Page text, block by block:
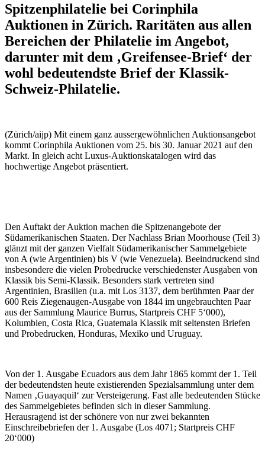
Spitzenphilatelie bei Corinphila
Auktionen in Zürich. Raritäten aus allen
Bereichen der Philatelie im Angebot,
darunter mit dem ‚Greifensee-Brief‘ der
wohl bedeutendste Brief der Klassik-
Schweiz-Philatelie.
(Zürich/aijp) Mit einem ganz aussergewöhnlichen Auktionsangebot
kommt Corinphila Auktionen vom 25. bis 30. Januar 2021 auf den
Markt. In gleich acht Luxus-Auktionskatalogen wird das
hochwertige Angebot präsentiert.
Den Auftakt der Auktion machen die Spitzenangebote der
Südamerikanischen Staaten. Der Nachlass Brian Moorhouse (Teil 3)
glänzt mit der ganzen Vielfalt Südamerikanischer Sammelgebiete
von A (wie Argentinien) bis V (wie Venezuela). Beeindruckend sind
insbesondere die vielen Probedrucke verschiedenster Ausgaben von
Klassik bis Semi-Klassik. Besonders stark vertreten sind
Argentinien, Brasilien (u.a. mit Los 3137, dem berühmten Paar der
600 Reis Ziegenaugen-Ausgabe von 1844 im ungebrauchten Paar
aus der Sammlung Maurice Burrus, Startpreis CHF 5‘000),
Kolumbien, Costa Rica, Guatemala Klassik mit seltensten Briefen
und Probedrucken, Honduras, Mexiko und Uruguay.
Von der 1. Ausgabe Ecuadors aus dem Jahr 1865 kommt der 1. Teil
der bedeutendsten heute existierenden Spezialsammlung unter dem
Namen ‚Guayaquil‘ zur Versteigerung. Fast alle bedeutenden Stücke
des Sammelgebietes befinden sich in dieser Sammlung.
Herausragend ist der schönere von nur zwei bekannten
Einschreibebriefen der 1. Ausgabe (Los 4071; Startpreis CHF
20‘000)